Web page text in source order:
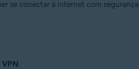
se conectar à internet com
VPN.